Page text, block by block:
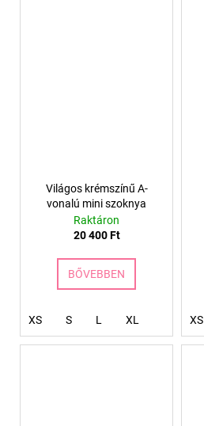
Világos krémszínű A-
vonalú mini szoknya
Raktáron
20 400 Ft
BŐVEBBEN
XS S L XL XS